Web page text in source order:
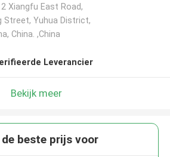
Xiangfu East Road,
Street, Yuhua District,
China. ,China
Leverancier
Bekijk meer
beste prijs voor